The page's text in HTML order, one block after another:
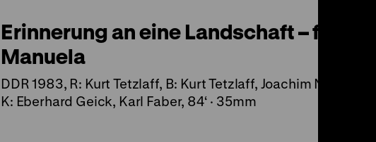
Erinnerung an eine Landschaft – für
Manuela
DDR 1983, R: Kurt Tetzlaff, B: Kurt Tetzlaff, Joachim
K: Eberhard Geick, Karl Faber, 84‘ · 35mm